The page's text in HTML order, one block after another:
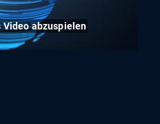
Video abzuspielen